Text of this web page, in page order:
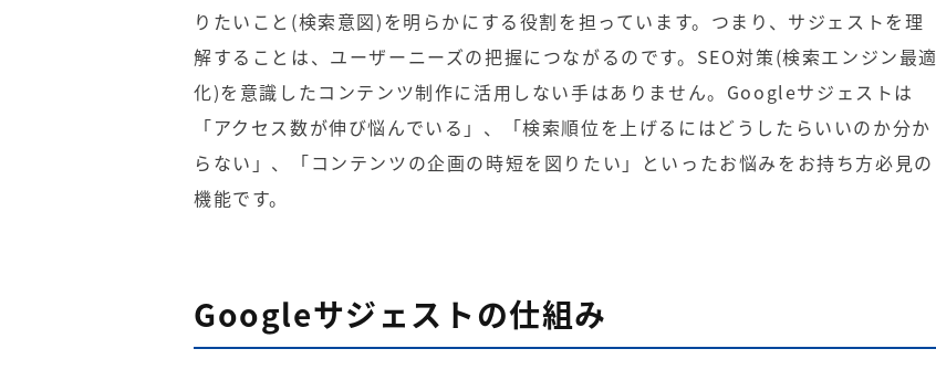
りたいこと(検索意図)を明らかにする役割を担っています。つまり、サジェストを理
解することは、ユーザーニーズの把握につながるのです。 SEO対策(検索エンジン最適
化)を意識したコンテンツ制作に活用しない手はありません。Googleサジェストは
「アクセス数が伸び悩んでいる」、「検索順位を上げるにはどうしたらいいのか分か
らない」、「コンテンツの企画の時短を図りたい」といったお悩みをお持ち方必見の
機能です。
Googleサジェストの仕組み